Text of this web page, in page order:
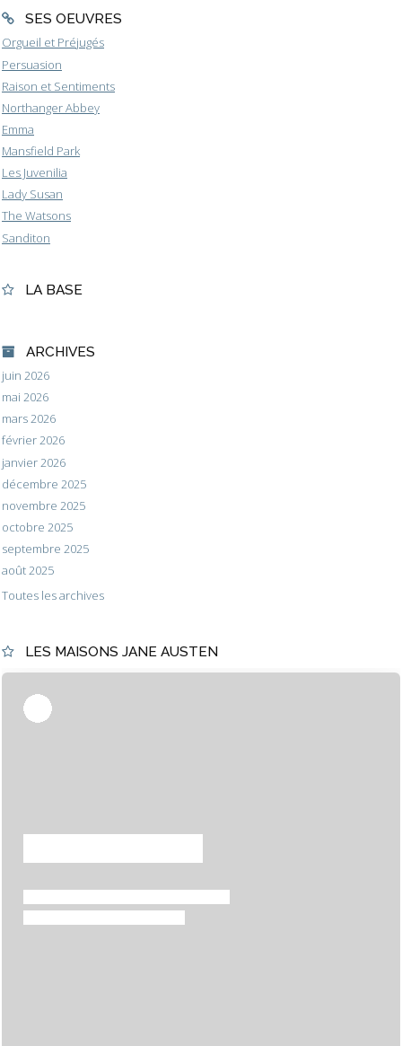
SES OEUVRES
Orgueil et Préjugés
Persuasion
Raison et Sentiments
Northanger Abbey
Emma
Mansfield Park
Les Juvenilia
Lady Susan
The Watsons
Sanditon
LA BASE
ARCHIVES
juin 2026
mai 2026
mars 2026
février 2026
janvier 2026
décembre 2025
novembre 2025
octobre 2025
septembre 2025
août 2025
Toutes les archives
LES MAISONS JANE AUSTEN